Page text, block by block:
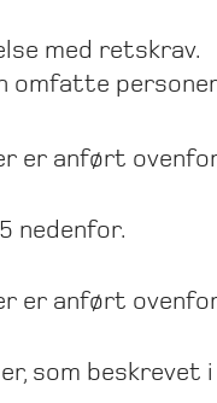
med retskrav.
omfatte
er anført
nedenfor.
er anført
som beskrevet